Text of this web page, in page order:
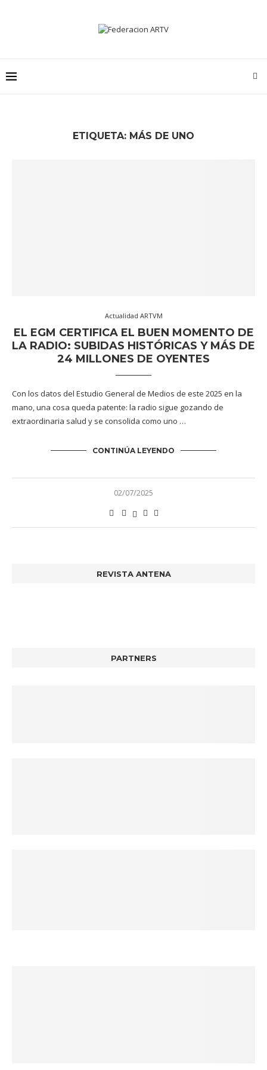
ETIQUETA: MÁS DE UNO
Actualidad ARTVM
EL EGM CERTIFICA EL BUEN MOMENTO DE
LA RADIO: SUBIDAS HISTÓRICAS Y MÁS DE
24 MILLONES DE OYENTES
Con los datos del Estudio General de Medios de este 2025 en la
mano, una cosa queda patente: la radio sigue gozando de
extraordinaria salud y se consolida como uno …
CONTINÚA LEYENDO
02/07/2025
REVISTA ANTENA
PARTNERS